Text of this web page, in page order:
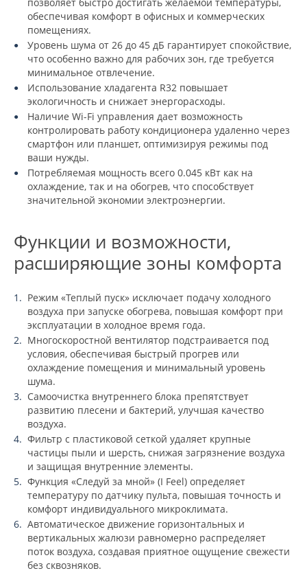
обеспечивая комфорт в офисных и коммерческих
помещениях.
Уровень шума от 26 до 45 дБ гарантирует спокойствие,
что особенно важно для рабочих зон, где требуется
минимальное отвлечение.
Использование хладагента R32 повышает
экологичность и снижает энергорасходы.
Наличие Wi-Fi управления дает возможность
контролировать работу кондиционера удаленно через
смартфон или планшет, оптимизируя режимы под
ваши нужды.
Потребляемая мощность всего 0.045 кВт как на
охлаждение, так и на обогрев, что способствует
значительной экономии электроэнергии.
Функции и возможности,
расширяющие зоны комфорта
Режим «Теплый пуск» исключает подачу холодного
воздуха при запуске обогрева, повышая комфорт при
эксплуатации в холодное время года.
Многоскоростной вентилятор подстраивается под
условия, обеспечивая быстрый прогрев или
охлаждение помещения и минимальный уровень
шума.
Самоочистка внутреннего блока препятствует
развитию плесени и бактерий, улучшая качество
воздуха.
Фильтр с пластиковой сеткой удаляет крупные
частицы пыли и шерсть, снижая загрязнение воздуха
и защищая внутренние элементы.
Функция «Следуй за мной» (I Feel) определяет
температуру по датчику пульта, повышая точность и
комфорт индивидуального микроклимата.
Автоматическое движение горизонтальных и
вертикальных жалюзи равномерно распределяет
поток воздуха, создавая приятное ощущение свежести
без сквозняков.